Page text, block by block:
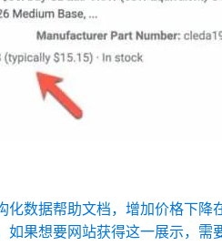
数据帮助文档，增加价格下
果想要网站获得这一展示，需